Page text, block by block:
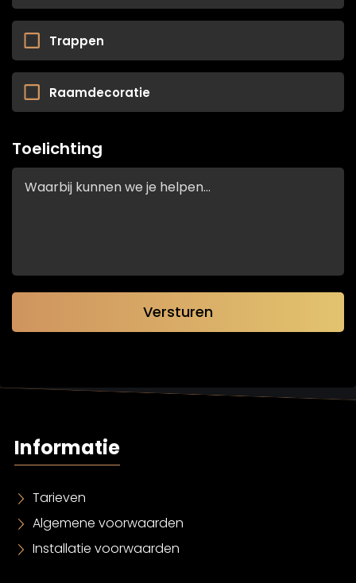
heb
interesse
2*
Trappen
interesse
in
3*
Raamdecoratie
Toelichting
Informatie
Tarieven
Algemene voorwaarden
Installatie voorwaarden